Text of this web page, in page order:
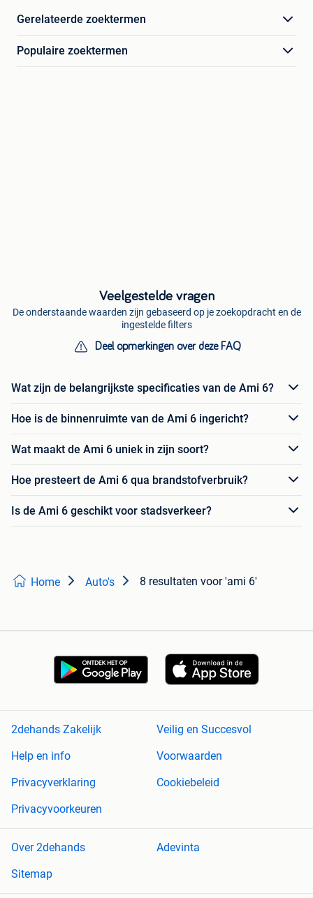
Gerelateerde zoektermen
Populaire zoektermen
Veelgestelde vragen
De onderstaande waarden zijn gebaseerd op je zoekopdracht en de
ingestelde filters
Deel opmerkingen over deze FAQ
Wat zijn de belangrijkste specificaties van de Ami 6?
Hoe is de binnenruimte van de Ami 6 ingericht?
Wat maakt de Ami 6 uniek in zijn soort?
Hoe presteert de Ami 6 qua brandstofverbruik?
Is de Ami 6 geschikt voor stadsverkeer?
Home Auto's 8 resultaten voor 'ami 6'
2dehands Zakelijk
Veilig en Succesvol
Help en info
Voorwaarden
Privacyverklaring
Cookiebeleid
Privacyvoorkeuren
Over 2dehands
Adevinta
Sitemap